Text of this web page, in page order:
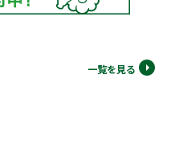
一覧を見る